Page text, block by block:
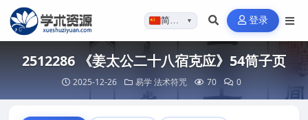
简体…▼ 登录
2512286 《姜太公二十八宿克应》54筒子页
2025-12-26 易学 法术符咒 70 0